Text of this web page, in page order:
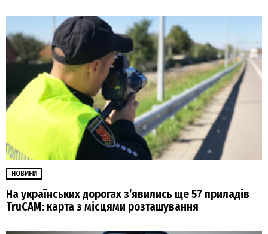
НОВИНИ
На українських дорогах з’явились ще 57 приладів
TruCAM: карта з місцями розташування